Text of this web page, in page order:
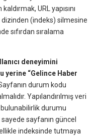
URL yapısını
dizinden (indeks) silmesine
sıfırdan sıralama
deneyimini
yerine “Gelince Haber
durum kodu
Yapılandırılmış veri
durumu
sayfanın güncel
indeksinde tutmaya